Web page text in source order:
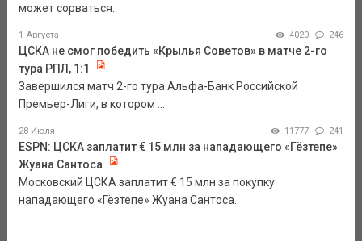
может сорваться.
1 Августа 4020 246
ЦСКА не смог победить «Крылья Советов» в матче 2-го
тура РПЛ, 1:1
Завершился матч 2-го тура Альфа-Банк Российской
Премьер-Лиги, в котором ...
28 Июля 11777 241
ESPN: ЦСКА заплатит € 15 млн за нападающего «Гёзтепе»
Жуана Сантоса
Московский ЦСКА заплатит € 15 млн за покупку
нападающего «Гёзтепе» Жуана Сантоса.